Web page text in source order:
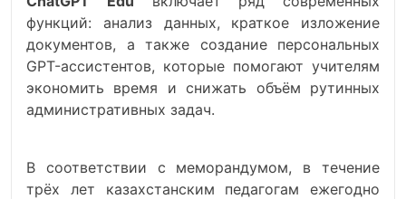
функций: анализ данных, краткое изложение
документов, а также создание персональных
GPT-ассистентов, которые помогают учителям
экономить время и снижать объём рутинных
административных задач.
В соответствии с меморандумом, в течение
трёх лет казахстанским педагогам ежегодно